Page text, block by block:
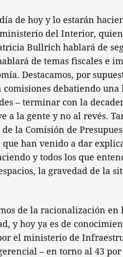
de hoy y lo estarán
del Interior,
Bullrich hablará de
de temas fiscales e
Destacamos, por
debatiendo una
– terminar con la
a la gente y no al revés.
la Comisión de
que han venido a dar
y todos los que
la gravedad de la
de la racionalización en
y hoy ya es de
el ministerio de
– en torno al 43